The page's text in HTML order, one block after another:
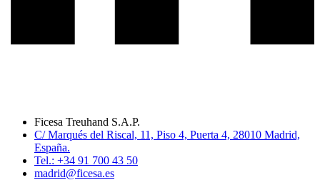
Ficesa Treuhand S.A.P.
C/ Marqués del Riscal, 11, Piso 4, Puerta 4, 28010 Madrid,
España.
Tel.: +34 91 700 43 50
madrid@ficesa.es